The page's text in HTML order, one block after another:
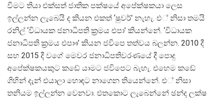
වීමට තියා එක්සත් ජාතික පක්ෂයේ අපේක්ෂකයා ලෙස
ඉල්ලන්න ලැබෙයි ද කියන එකත් ‘ෂුවර්’ නැහැ. එ් නිසා තමයි
රනිල් ‘විධායක ජනාධිපති ක‍්‍රමය එපා’ කියන්නේ. ‘විධායක
ජනාධිපති ක‍්‍රමය එපාෟ’ කියන ජවිපෙ තත්වය බලන්න. 2010 දී
සහ 2015 දී වගේ මෙවර ජනාධිපතිවරණයේ දී පොදු
අපේක්ෂකයකුට කඩේ යාමට ජවිපෙට බැහැ. එහෙම කඩේ
ගිහින් දැන් එයාලා හොඳට නාගෙන තියෙන්නේ. එ් නිසා
තනියම ඉල්ලන්න වෙනවා. එතකොට ලැබෙන්නේ ඡන්ද ලක්ෂ